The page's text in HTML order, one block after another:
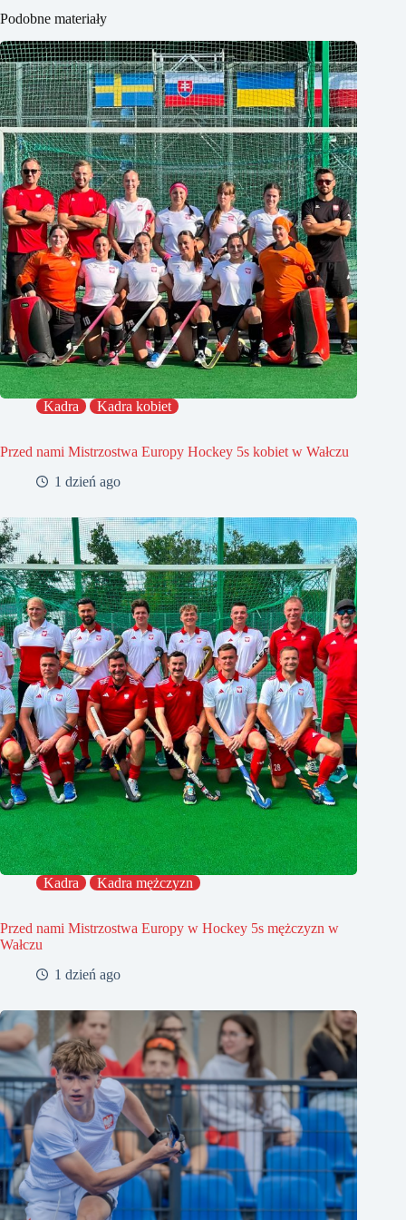
Podobne materiały
Kadra Kadra kobiet
Przed nami Mistrzostwa Europy Hockey 5s kobiet w Wałczu
1 dzień ago
Kadra Kadra mężczyzn
Przed nami Mistrzostwa Europy w Hockey 5s mężczyzn w
Wałczu
1 dzień ago